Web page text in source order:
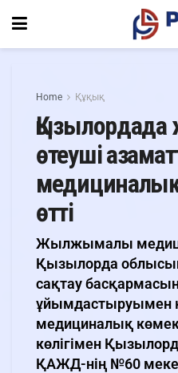
Home Құқық
өтеуші
медициналық
өтті
Жылжымалы
Қызылорда
сақтау
ұйымдастыруымен
медициналық
көлігімен
ҚАЖД-нің №60